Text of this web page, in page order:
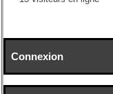
Connexion